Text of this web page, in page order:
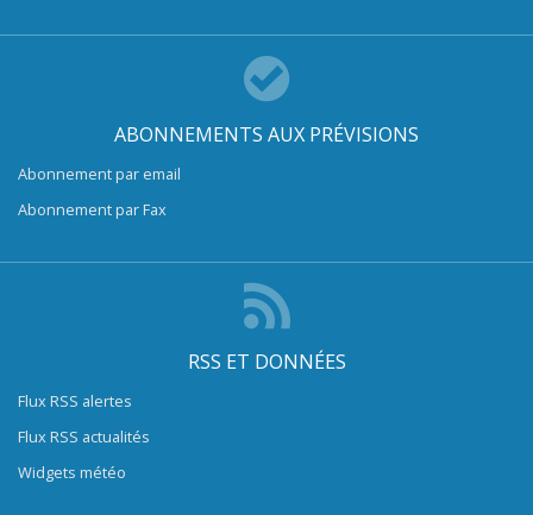
ABONNEMENTS AUX PRÉVISIONS
Abonnement par email
Abonnement par Fax
RSS ET DONNÉES
Flux RSS alertes
Flux RSS actualités
Widgets météo